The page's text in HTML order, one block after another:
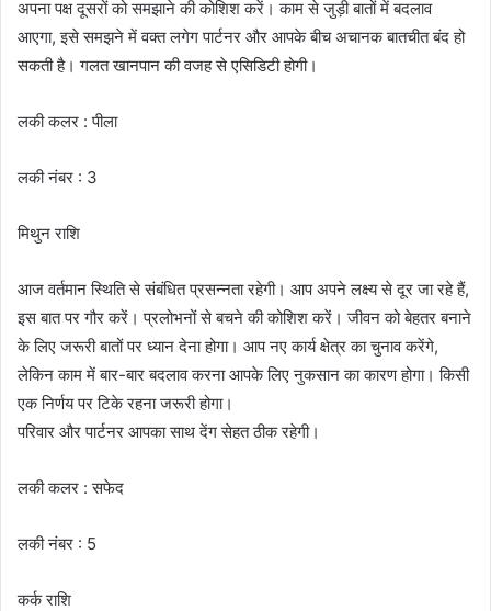
अपना पक्ष दूसरों को समझाने की कोशिश करें। काम से जुड़ी बातों में बदलाव
आएगा, इसे समझने में वक्त लगेग पार्टनर और आपके बीच अचानक बातचीत बंद हो
सकती है। गलत खानपान की वजह से एसिडिटी होगी।
लकी कलर : पीला
लकी नंबर : 3
मिथुन राशि
आज वर्तमान स्थिति से संबंधित प्रसन्नता रहेगी। आप अपने लक्ष्य से दूर जा रहे हैं,
इस बात पर गौर करें। प्रलोभनों से बचने की कोशिश करें। जीवन को बेहतर बनाने
के लिए जरूरी बातों पर ध्यान देना होगा। आप नए कार्य क्षेत्र का चुनाव करेंगे,
लेकिन काम में बार-बार बदलाव करना आपके लिए नुकसान का कारण होगा। किसी
एक निर्णय पर टिके रहना जरूरी होगा।
परिवार और पार्टनर आपका साथ देंग सेहत ठीक रहेगी।
लकी कलर : सफेद
लकी नंबर : 5
कर्क राशि